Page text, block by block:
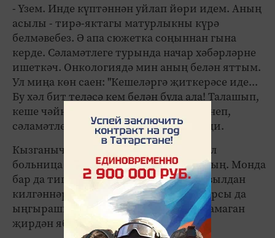
- Үзем. Инде күптәннән уйлап йөри идем. Аның
асылы - тирә-яктагы матурлыкны күрә
белмәвебез. Ә апа сюжетка соңыннан гына
керде. Сәламәтлеге турында начар хәбәрләрне
ишеткәч. Онкологиядә мин аның белән яттым.
Ул миңа көн саен: "Кешеләргә җиткерәсе иде...
Бу хәл бит теләсә кем белән була ала! Талашып,
кеше чәйнәп ятканчы, тормышка сөенеп,
сәламәтлекнең кадерен беләсе иде", - ди.
Кызганыч, сәламәтлекнең кадерен шул
больница стеналарында гына аңлыйсың. Монда
бар да тигез - акчалы бизнесмен да, авылдан
килгәннәр дә, яңа туган сабый да... Барсы да
ыңгырашып ята. Ул чир сиңа бер уйламаган
җирдән ябыша.